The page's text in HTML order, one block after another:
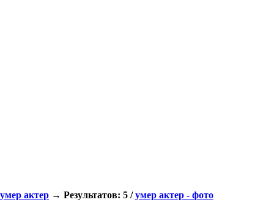
умер актер → Результатов: 5 /умер актер - фото